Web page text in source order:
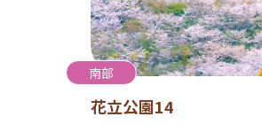
南部
花立公園14